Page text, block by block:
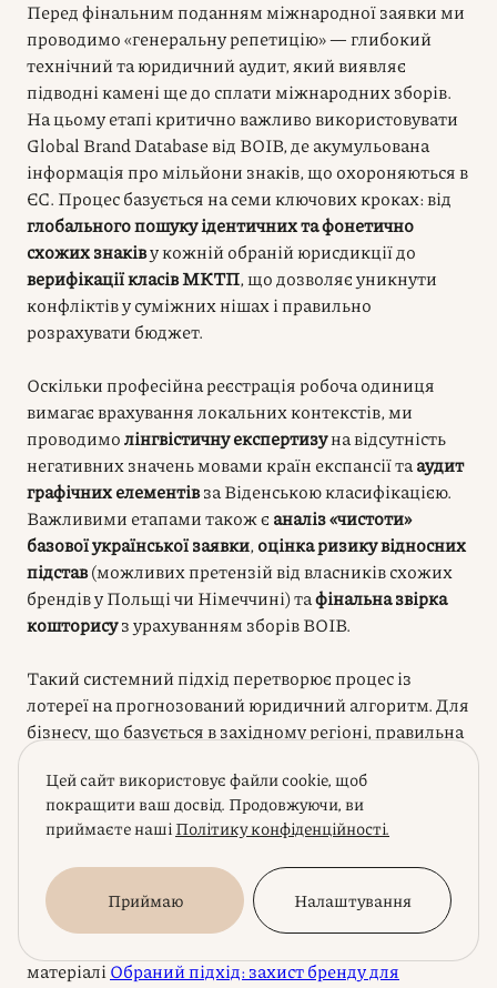
Перед фінальним поданням міжнародної заявки ми
проводимо «генеральну репетицію» — глибокий
технічний та юридичний аудит, який виявляє
підводні камені ще до сплати міжнародних зборів.
На цьому етапі критично важливо використовувати
Global Brand Database від ВОІВ, де акумульована
інформація про мільйони знаків, що охороняються в
ЄС. Процес базується на семи ключових кроках: від
глобального пошуку ідентичних та фонетично
схожих знаківу кожній обраній юрисдикції до
верифікації класів МКТП, що дозволяє уникнути
конфліктів у суміжних нішах і правильно
розрахувати бюджет.
Оскільки професійна реєстрація робоча одиниця
вимагає врахування локальних контекстів, ми
проводимолінгвістичну експертизуна відсутність
негативних значень мовами країн експансії тааудит
графічних елементівза Віденською класифікацією.
Важливими етапами також є аналіз «чистоти»
базової української заявки, оцінка ризику відносних
підстав(можливих претензій від власників схожих
брендів у Польщі чи Німеччині) тафінальна звірка
кошторисуз урахуванням зборів ВОІВ.
Такий системний підхід перетворює процес із
лотереї на прогнозований юридичний алгоритм. Для
бізнесу, що базується в західному регіоні, правильна
ЄС, як це деталізовано в нашій стратегії про захист
брендів для експорту та IT. Коли технічний
фундамент перевірено, настає час визначити
пріоритетні юрисдикції, де на ваш бренд чекають
клієнти.
матеріаліОбраний підхід: захист бренду для
Цей сайт використовує файли cookie, щоб
покращити ваш досвід. Продовжуючи, ви
приймаєте нашіПолітику конфіденційності.
Приймаю Налаштування